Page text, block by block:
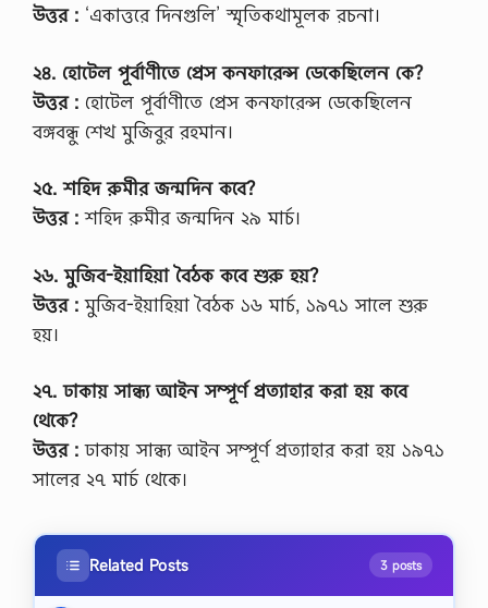
উত্তর : ‘একাত্তরে দিনগুলি’ স্মৃতিকথামূলক রচনা।
২৪. হোটেল পূর্বাণীতে প্রেস কনফারেন্স ডেকেছিলেন কে?
উত্তর : হোটেল পূর্বাণীতে প্রেস কনফারেন্স ডেকেছিলেন
বঙ্গবন্ধু শেখ মুজিবুর রহমান।
২৫. শহিদ রুমীর জন্মদিন কবে?
উত্তর : শহিদ রুমীর জন্মদিন ২৯ মার্চ।
২৬. মুজিব-ইয়াহিয়া বৈঠক কবে শুরু হয়?
উত্তর : মুজিব-ইয়াহিয়া বৈঠক ১৬ মার্চ, ১৯৭১ সালে শুরু
হয়।
২৭. ঢাকায় সান্ধ্য আইন সম্পূর্ণ প্রত্যাহার করা হয় কবে
থেকে?
উত্তর : ঢাকায় সান্ধ্য আইন সম্পূর্ণ প্রত্যাহার করা হয় ১৯৭১
সালের ২৭ মার্চ থেকে।
Related Posts 3 posts